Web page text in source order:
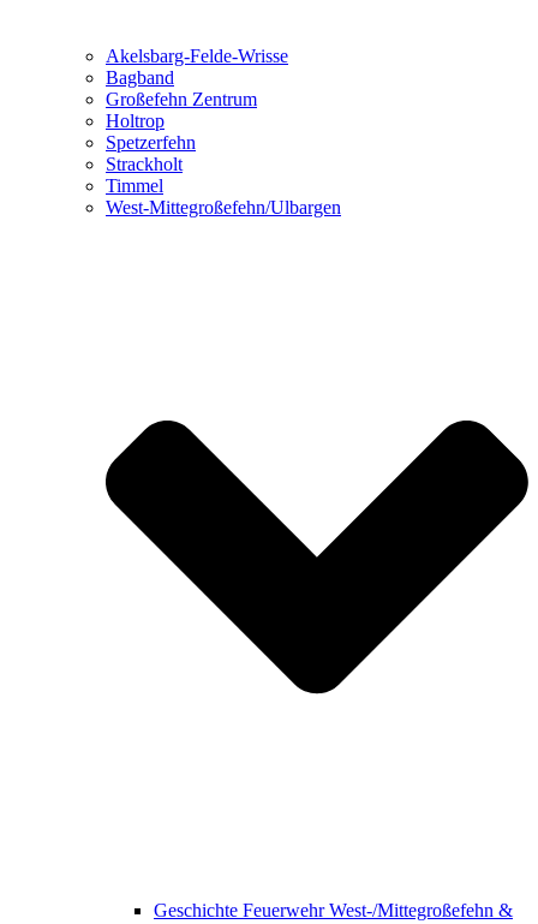
Akelsbarg-Felde-Wrisse
Bagband
Großefehn Zentrum
Holtrop
Spetzerfehn
Strackholt
Timmel
West-Mittegroßefehn/Ulbargen
Geschichte Feuerwehr West-/Mittegroßefehn &